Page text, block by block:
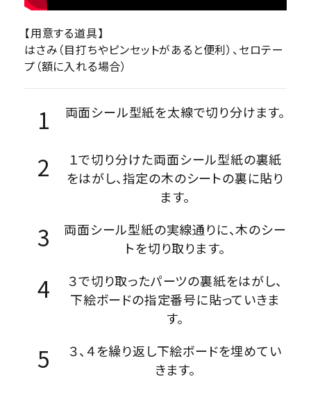
【用意する道具】
はさみ（目打ちやピンセットがあると便利）、セロテー
プ（額に入れる場合）
両面シール型紙を太線で切り分けます。
１で切り分けた両面シール型紙の裏紙
をはがし、指定の木のシートの裏に貼り
ます。
両面シール型紙の実線通りに、木のシー
トを切り取ります。
３で切り取ったパーツの裏紙をはがし、
下絵ボードの指定番号に貼っていきま
す。
３、４を繰り返し下絵ボードを埋めてい
きます。